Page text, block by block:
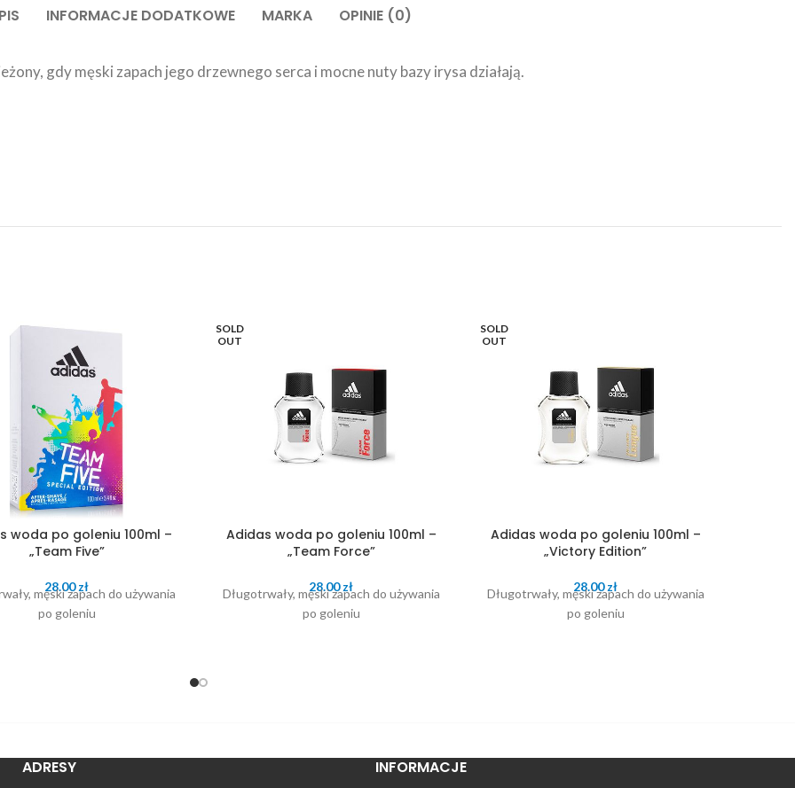
INFORMACJE DODATKOWE MARKA OPINIE (0)
gdy męski zapach jego drzewnego serca i mocne nuty bazy irysa działają.
woda po goleniu 100ml –
„Team Five”
28.00zł
męski zapach do używania
po goleniu
SOLD
OUT
Adidas woda po goleniu 100ml –
„Team Force”
28.00zł
Długotrwały, męski zapach do używania
po goleniu
SOLD
OUT
Adidas woda po goleniu 100ml –
„Victory Edition”
28.00zł
Długotrwały, męski zapach do używania
po goleniu
ADRESY INFORMACJE